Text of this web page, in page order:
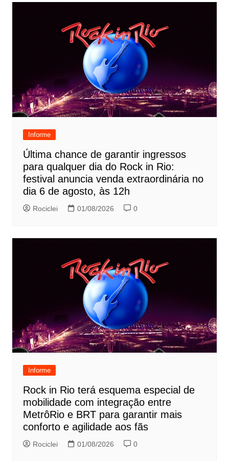
Informe
Última chance de garantir ingressos
para qualquer dia do Rock in Rio:
festival anuncia venda extraordinária no
dia 6 de agosto, às 12h
Rociclei 01/08/2026 0
Informe
Rock in Rio terá esquema especial de
mobilidade com integração entre
MetrôRio e BRT para garantir mais
conforto e agilidade aos fãs
Rociclei 01/08/2026 0